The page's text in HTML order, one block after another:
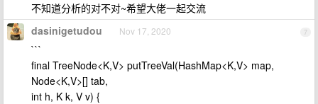
不知道分析的对不对~希望大佬一起交流
7
dasinigetudou Nov 17, 2020
```
final TreeNode<K,V> putTreeVal(HashMap<K,V> map,
Node<K,V>[] tab,
int h, K k, V v) {